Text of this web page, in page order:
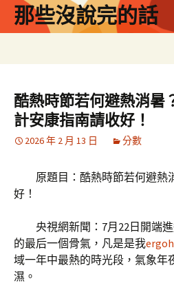
那些沒說完的話
酷熱時節若何避熱消暑
計安康指南請收好！
2026 年 2 月 13 日 分數
原題目：酷熱時節若何避熱
好！
央視網新聞：7月22日開端
的最后一個骨氣，凡是是我
域一年中最熱的時光段，氣象年
濕。